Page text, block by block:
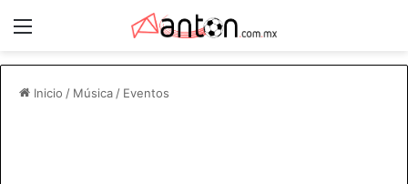
Menú
Inicio / Música / Eventos